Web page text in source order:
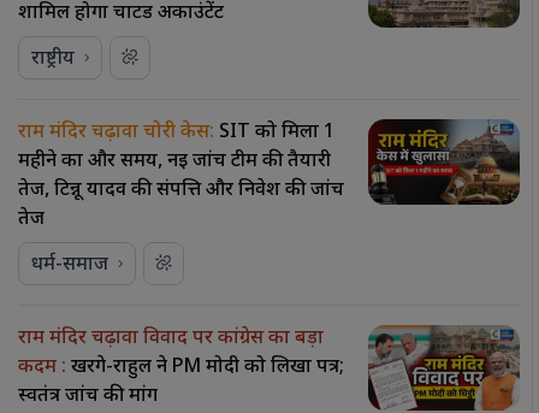
शामिल होगा चार्टर्ड अकाउंटेंट
राष्ट्रीय
राम मंदिर चढ़ावा चोरी केस: SIT को मिला 1
महीने का और समय, नई जांच टीम की तैयारी
तेज, टिन्नू यादव की संपत्ति और निवेश की जांच
तेज
धर्म-समाज
राम मंदिर चढ़ावा विवाद पर कांग्रेस का बड़ा
कदम : खरगे-राहुल ने PM मोदी को लिखा पत्र;
स्वतंत्र जांच की मांग